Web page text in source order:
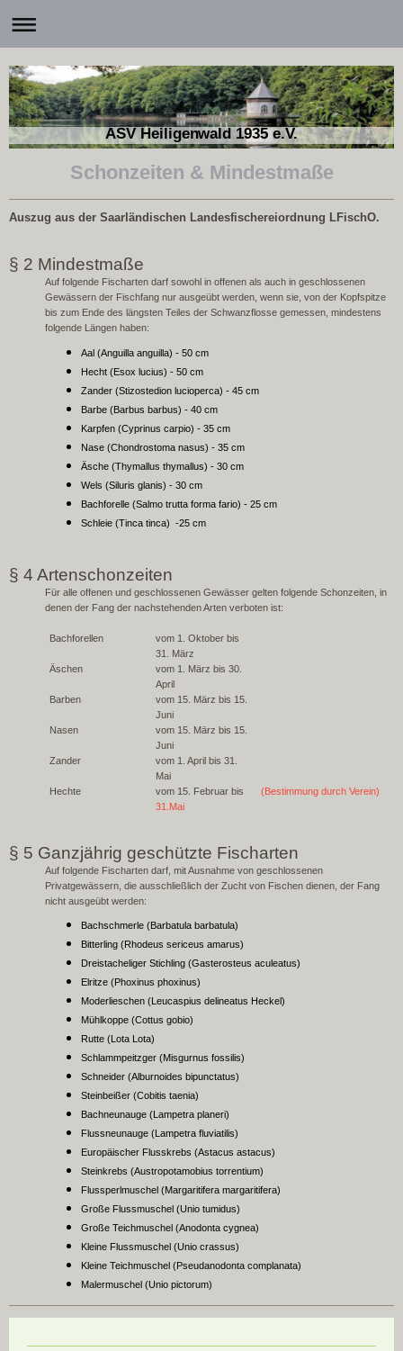
ASV Heiligenwald 1935 e.V.
Schonzeiten & Mindestmaße
Auszug aus der Saarländischen Landesfischereiordnung LFischO.
§ 2 Mindestmaße
Auf folgende Fischarten darf sowohl in offenen als auch in geschlossenen
Gewässern der Fischfang nur ausgeübt werden, wenn sie, von der Kopfspitze
bis zum Ende des längsten Teiles der Schwanzflosse gemessen, mindestens
folgende Längen haben:
Aal (Anguilla anguilla) - 50 cm
Hecht (Esox lucius) - 50 cm
Zander (Stizostedion lucioperca) - 45 cm
Barbe (Barbus barbus) - 40 cm
Karpfen (Cyprinus carpio) - 35 cm
Nase (Chondrostoma nasus) - 35 cm
Äsche (Thymallus thymallus) - 30 cm
Wels (Siluris glanis) - 30 cm
Bachforelle (Salmo trutta forma fario) - 25 cm
Schleie (Tinca tinca) -25 cm
§ 4 Artenschonzeiten
Für alle offenen und geschlossenen Gewässer gelten folgende Schonzeiten, in
denen der Fang der nachstehenden Arten verboten ist:
Bachforellen
vom 1. Oktober bis
31. März
Äschen
vom 1. März bis 30.
April
Barben
vom 15. März bis 15.
Juni
Nasen
vom 15. März bis 15.
Juni
Zander
vom 1. April bis 31.
Mai
Hechte
vom 15. Februar bis
31.Mai
(Bestimmung durch Verein)
§ 5 Ganzjährig geschützte Fischarten
Auf folgende Fischarten darf, mit Ausnahme von geschlossenen
Privatgewässern, die ausschließlich der Zucht von Fischen dienen, der Fang
nicht ausgeübt werden:
Bachschmerle (Barbatula barbatula)
Bitterling (Rhodeus sericeus amarus)
Dreistacheliger Stichling (Gasterosteus aculeatus)
Elritze (Phoxinus phoxinus)
Moderlieschen (Leucaspius delineatus Heckel)
Mühlkoppe (Cottus gobio)
Rutte (Lota Lota)
Schlammpeitzger (Misgurnus fossilis)
Schneider (Alburnoides bipunctatus)
Steinbeißer (Cobitis taenia)
Bachneunauge (Lampetra planeri)
Flussneunauge (Lampetra fluviatilis)
Europäischer Flusskrebs (Astacus astacus)
Steinkrebs (Austropotamobius torrentium)
Flussperlmuschel (Margaritifera margaritifera)
Große Flussmuschel (Unio tumidus)
Große Teichmuschel (Anodonta cygnea)
Kleine Flussmuschel (Unio crassus)
Kleine Teichmuschel (Pseudanodonta complanata)
Malermuschel (Unio pictorum)